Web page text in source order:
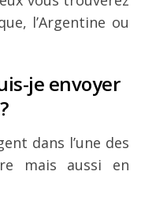
l’Argentine ou
je envoyer
dans l’une des
mais aussi en